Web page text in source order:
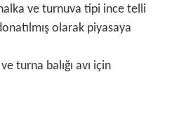
ve turnuva tipi ince telli
olarak piyasaya
turna balığı avı için